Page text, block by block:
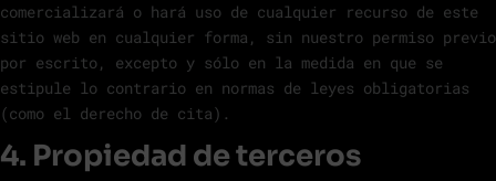
comercializará o hará uso de cualquier recurso de este
sitio web en cualquier forma, sin nuestro permiso previo
por escrito, excepto y sólo en la medida en que se
estipule lo contrario en normas de leyes obligatorias
(como el derecho de cita).
4. Propiedad de terceros